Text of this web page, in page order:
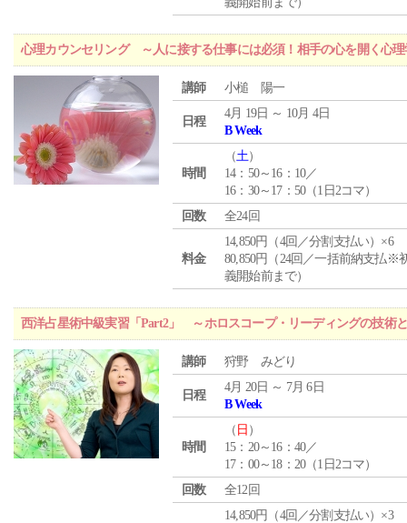
心理カウンセリング ～人に接する仕事には必須！相手の心を開く心理
講師 小槌 陽一
日程
4月 19日 ～ 10月 4日
B Week
時間
（土）
14：50～16：10／
16：30～17：50（1日2コマ）
回数
全24回
料金
14,850円（4回／分割支払い）×6
80,850円（24回／一括前納支払※
義開始前まで）
西洋占星術中級実習「Part2」 ～ホロスコープ・リーディングの技術
講師 狩野 みどり
日程
4月 20日 ～ 7月 6日
B Week
時間
（ 日 ）
15：20～16：40／
17：00～18：20（1日2コマ）
回数
全12回
14,850円（4回／分割支払い）×3